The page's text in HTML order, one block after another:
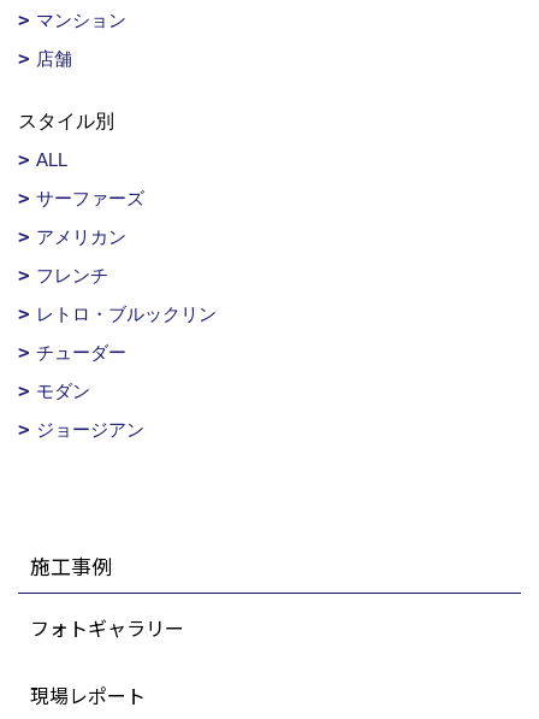
マンション
店舗
スタイル別
ALL
サーファーズ
アメリカン
フレンチ
レトロ・ブルックリン
チューダー
モダン
ジョージアン
施工事例
フォトギャラリー
現場レポート